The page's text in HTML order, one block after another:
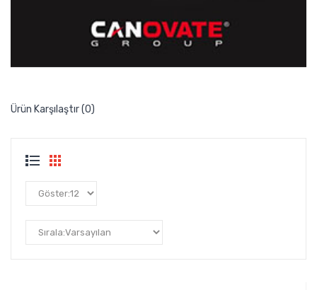
Ürün Karşılaştır (0)